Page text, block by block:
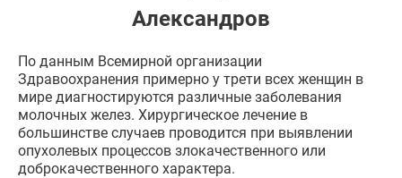
Александров
По данным Всемирной организации
Здравоохранения примерно у трети всех женщин в
мире диагностируются различные заболевания
молочных желез. Хирургическое лечение в
большинстве случаев проводится при выявлении
опухолевых процессов злокачественного или
доброкачественного характера.